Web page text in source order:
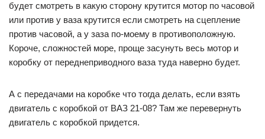
будет смотреть в какую сторону крутится мотор по часовой
или против у ваза крутится если смотреть на сцепление
против часовой, а у заза по-моему в противоположную.
Короче, сложностей море, проще засунуть весь мотор и
коробку от переднеприводного ваза туда наверно будет.
А с передачами на коробке что тогда делать, если взять
двигатель с коробкой от ВАЗ 21-08? Там же перевернуть
двигатель с коробкой придется.